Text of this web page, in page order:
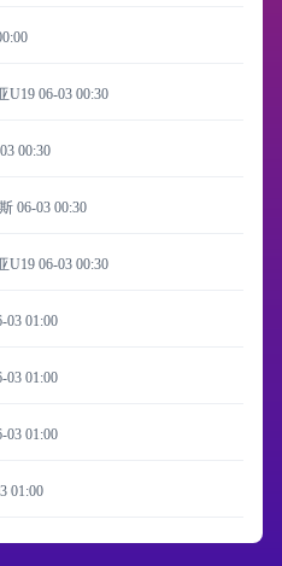
U19 06-03 00:30
00:30
06-03 00:30
U19 06-03 00:30
03 01:00
03 01:00
03 01:00
01:00